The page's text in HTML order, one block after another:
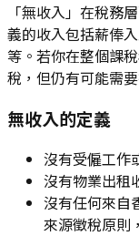
「無收入」在稅務
義的收入包括薪俸
等。若你在整個課
稅，但仍有可能需
無收入的定義
沒有受僱工作
沒有物業出租
沒有任何來自
來源徵稅原則